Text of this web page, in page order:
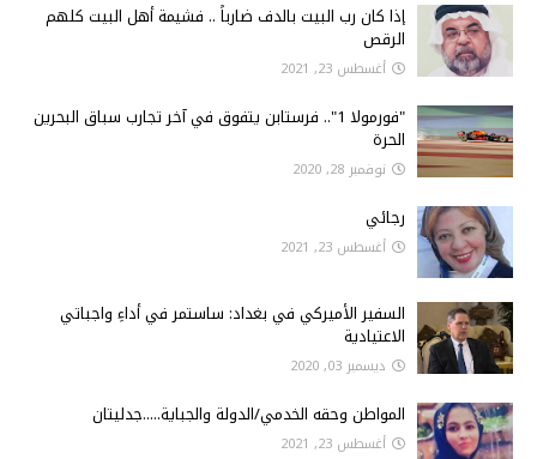
إذا كان رب البيت بالدف ضارباً .. فشيمة أهل البيت كلهم
الرقص
أغسطس 23, 2021
"فورمولا 1".. فرستابن يتفوق في آخر تجارب سباق البحرين
الحرة
نوفمبر 28, 2020
رجائي
أغسطس 23, 2021
السفير الأميركي في بغداد: ساستمر في أداءِ واجباتي
الاعتيادية
ديسمبر 03, 2020
المواطن وحقه الخدمي/الدولة والجباية.....جدليتان
أغسطس 23, 2021